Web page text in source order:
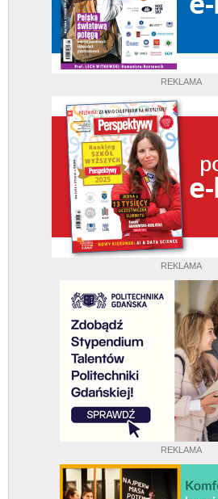
REKLAMA
REKLAMA
REKLAMA